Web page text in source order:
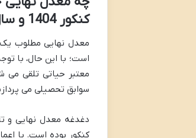
کنکور 1404 و سال های آتی
معدل نهایی مطلوب
معتبر حیاتی تلقی می
سوابق تحصیلی می
دغدغه معدل نهایی و
کنکور بوده است. با